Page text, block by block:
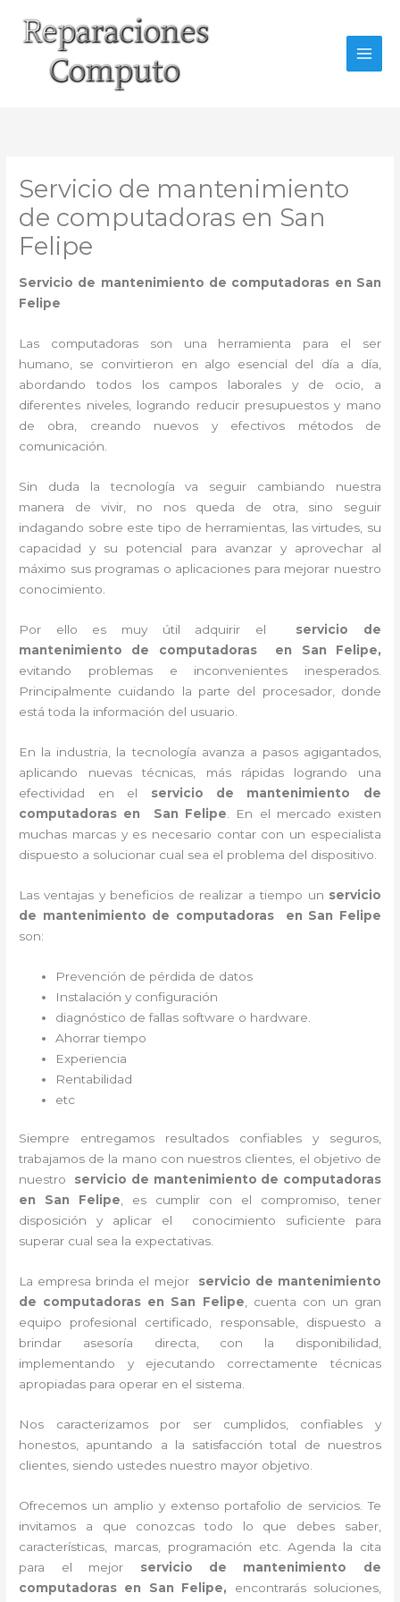
contenido
Servicio de mantenimiento
de computadoras en San
Felipe
Servicio de mantenimiento de computadoras en San
Felipe
Las computadoras son una herramienta para el ser
humano, se convirtieron en algo esencial del día a día,
abordando todos los campos laborales y de ocio, a
diferentes niveles, logrando reducir presupuestos y mano
de obra, creando nuevos y efectivos métodos de
comunicación.
Sin duda la tecnología va seguir cambiando nuestra
manera de vivir, no nos queda de otra, sino seguir
indagando sobre este tipo de herramientas, las virtudes, su
capacidad y su potencial para avanzar y aprovechar al
máximo sus programas o aplicaciones para mejorar nuestro
conocimiento.
Por ello es muy útil adquirir el servicio de
mantenimiento de computadoras en San Felipe,
evitando problemas e inconvenientes inesperados.
Principalmente cuidando la parte del procesador, donde
está toda la información del usuario.
En la industria, la tecnología avanza a pasos agigantados,
aplicando nuevas técnicas, más rápidas logrando una
efectividad en el servicio de mantenimiento de
computadoras en
San Felipe . En el mercado existen
muchas marcas y es necesario contar con un especialista
dispuesto a solucionar cual sea el problema del dispositivo.
Las ventajas y beneficios de realizar a tiempo un servicio
de mantenimiento de computadoras en San Felipe
son:
Prevención de pérdida de datos
Instalación y configuración
diagnóstico de fallas software o hardware
Ahorrar tiempo
Experiencia
Rentabilidad
etc
Siempre entregamos resultados confiables y seguros,
trabajamos de la mano con nuestros clientes, el objetivo de
nuestro servicio de mantenimiento de computadoras
en San Felipe , es cumplir con el compromiso, tener
disposición y aplicar el conocimiento suficiente para
superar cual sea la expectativas.
La empresa brinda el mejor servicio de mantenimiento
de computadoras en San Felipe , cuenta con un gran
equipo profesional certificado, responsable, dispuesto a
brindar asesoría directa, con la disponibilidad,
implementando y ejecutando correctamente técnicas
apropiadas para operar en el sistema.
Nos caracterizamos por ser cumplidos, confiables y
honestos, apuntando a la satisfacción total de nuestros
clientes, siendo ustedes nuestro mayor objetivo.
Ofrecemos un amplio y extenso portafolio de servicios. Te
invitamos a que conozcas todo lo que debes saber,
características, marcas, programación etc. Agenda la cita
para el mejor servicio de mantenimiento de
computadoras en San Felipe, encontrarás soluciones,